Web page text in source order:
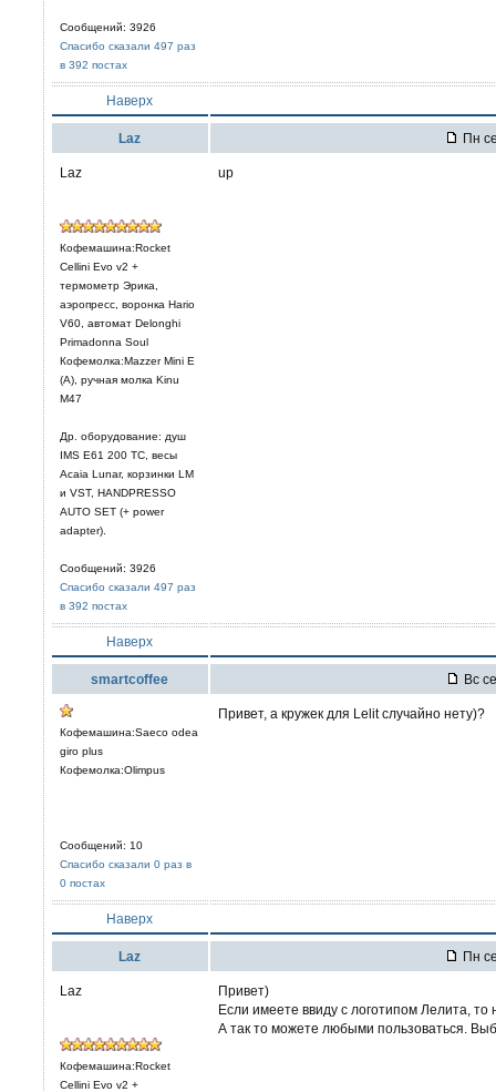
Сообщений: 3926
Спасибо сказали 497 раз
в 392 постах
Наверх
Laz Пн
Laz
Кофемашина:Rocket
Cellini Evo v2 +
термометр Эрика,
аэропресс, воронка Hario
V60, автомат Delonghi
Primadonna Soul
Кофемолка:Mazzer Mini E
(A), ручная молка Kinu
M47
Др. оборудование: душ
IMS E61 200 TC, весы
Acaia Lunar, корзинки LM
и VST, HANDPRESSO
AUTO SET (+ power
adapter).
Сообщений: 3926
Спасибо сказали 497 раз
в 392 постах
up
Наверх
smartcoffee Вс
Кофемашина:Saeco odea
giro plus
Кофемолка:Olimpus
Сообщений: 10
Спасибо сказали 0 раз в
0 постах
Привет, а кружек для Lelit случайно нету)?
Наверх
Laz Пн
Laz
Кофемашина:Rocket
Cellini Evo v2 +
Привет)
Если имеете ввиду с логотипом Лелита, то
А так то можете любыми пользоваться.